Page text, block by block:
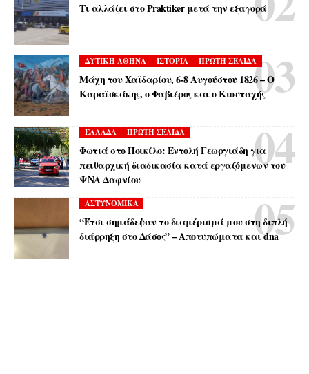
Τι αλλάζει στο Praktiker μετά την εξαγορά
ΔΥΤΙΚΗ ΑΘΗΝΑ ΙΣΤΟΡΙΑ ΠΡΩΤΗ ΣΕΛΙΔΑ
Μάχη του Χαϊδαρίου, 6-8 Αυγούστου 1826 – Ο
Καραϊσκάκης, ο Φαβιέρος και ο Κιουταχής
ΕΛΛΑΔΑ ΠΡΩΤΗ ΣΕΛΙΔΑ
Φωτιά στο Ποικίλο: Εντολή Γεωργιάδη για
πειθαρχική διαδικασία κατά εργαζόμενων του
ΨΝΑ Δαφνίου
ΑΣΤΥΝΟΜΙΚΑ
“Έτσι σημάδεψαν το διαμέρισμά μου στη διπλή
διάρρηξη στο Δάσος” – Αποτυπώματα και dna